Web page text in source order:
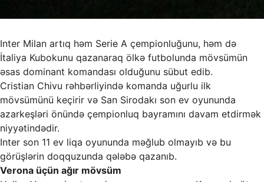
Inter Milan artıq həm Serie A çempionluğunu, həm də
İtaliya Kubokunu qazanaraq ölkə futbolunda mövsümün
əsas dominant komandası olduğunu sübut edib.
Cristian Chivu rəhbərliyində komanda uğurlu ilk
mövsümünü keçirir və San Sirodakı son ev oyununda
azarkeşləri önündə çempionluq bayramını davam etdirmək
niyyətindədir.
Inter son 11 ev liqa oyununda məğlub olmayıb və bu
görüşlərin doqquzunda qələbə qazanıb.
Verona üçün ağır mövsüm